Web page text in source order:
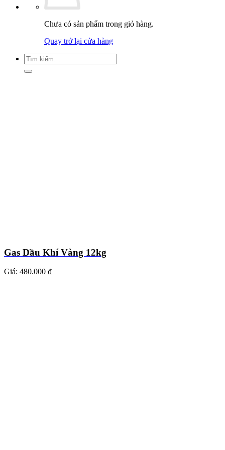
Chưa có sản phẩm trong giỏ hàng.
Quay trở lại cửa hàng
Tìm
kiếm:
Gas Dầu Khí Vàng 12kg
Giá: 480.000 ₫